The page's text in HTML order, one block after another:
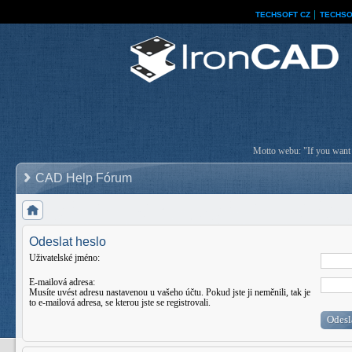
TECHSOFT CZ
Motto webu: "If you want
CAD Help Fórum
Odeslat heslo
Uživatelské jméno:
E-mailová adresa:
Musíte uvést adresu nastavenou u vašeho účtu. Pokud jste ji neměnili, tak je
to e-mailová adresa, se kterou jste se registrovali.